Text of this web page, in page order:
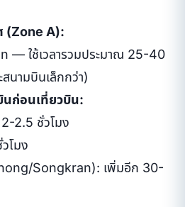
(Zone A):
— ใช้เวลารวมประมาณ 25-40
นามบินเล็กกว่า)
นก่อนเที่ยวบิน:
2-2.5 ชั่วโมง
โมง
Songkran): เพิ่มอีก 30-